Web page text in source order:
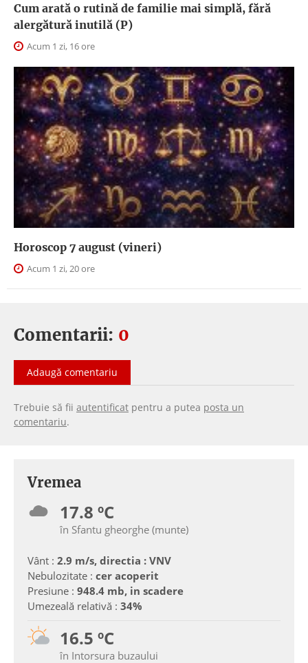
Cum arată o rutină de familie mai simplă, fără
alergătură inutilă (P)
Acum 1 zi, 16 ore
Horoscop 7 august (vineri)
Acum 1 zi, 20 ore
Comentarii: 0
Adaugă comentariu
Trebuie să fii autentificat pentru a putea posta un
comentariu.
Vremea
17.8 ºC
în Sfantu gheorghe (munte)
Vânt : 2.9 m/s, directia : VNV
Nebulozitate : cer acoperit
Presiune : 948.4 mb, in scadere
Umezeală relativă : 34%
16.5 ºC
în Intorsura buzaului